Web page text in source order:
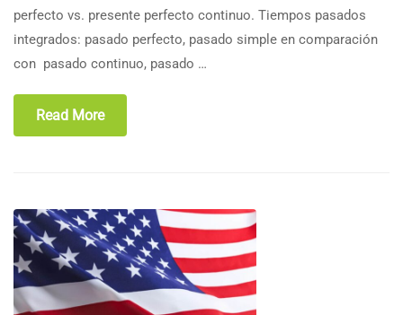
perfecto vs. presente perfecto continuo. Tiempos pasados
integrados: pasado perfecto, pasado simple en comparación
con pasado continuo, pasado …
Read More